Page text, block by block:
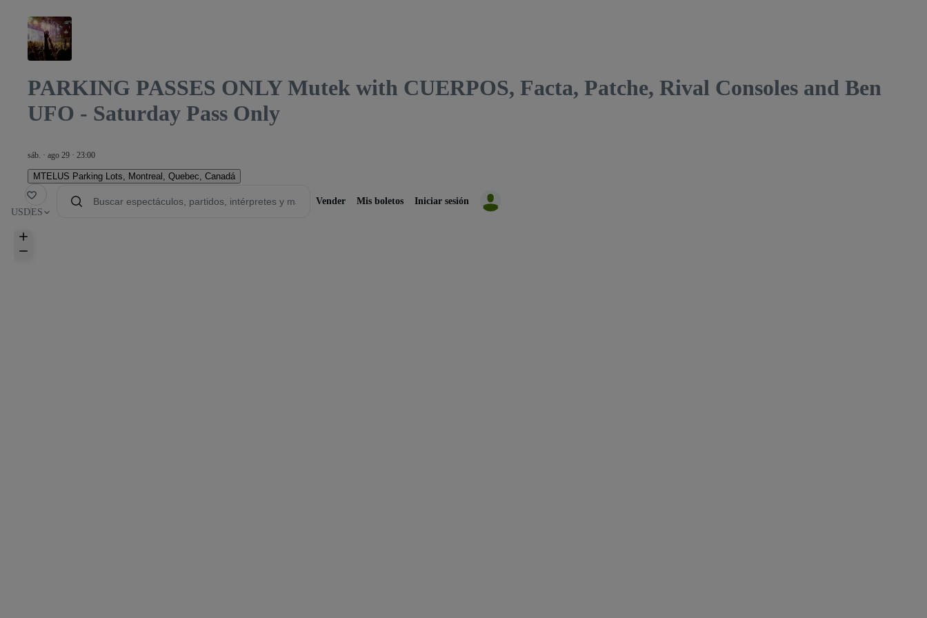
PARKING PASSES ONLY Mutek with CUERPOS, Facta, Patche, Rival Consoles and Ben
UFO - Saturday Pass Only
sáb. · ago 29 · 23:00
MTELUS Parking Lots Montreal, Quebec, Canadá
USD ES
Vender Mis boletos Iniciar sesión